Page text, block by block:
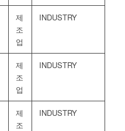
제
조
업
INDUSTRY
제
조
업
INDUSTRY
제
조
INDUSTRY